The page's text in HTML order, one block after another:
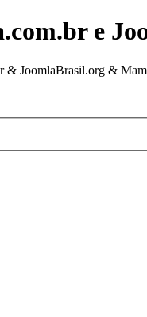
e
& JoomlaBrasil.org &